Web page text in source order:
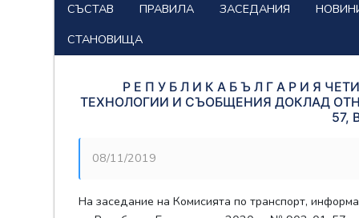
СЪСТАВ ПРАВИЛА ЗАСЕДАНИЯ
СТАНОВИЩА
Р Е П У Б Л И К А Б Ъ Л Г А Р И Я
ТЕХНОЛОГИИ И СЪОБЩЕНИЯ ДОКЛАД
57,
08/11/2019
На заседание на Комисията по транспорт,